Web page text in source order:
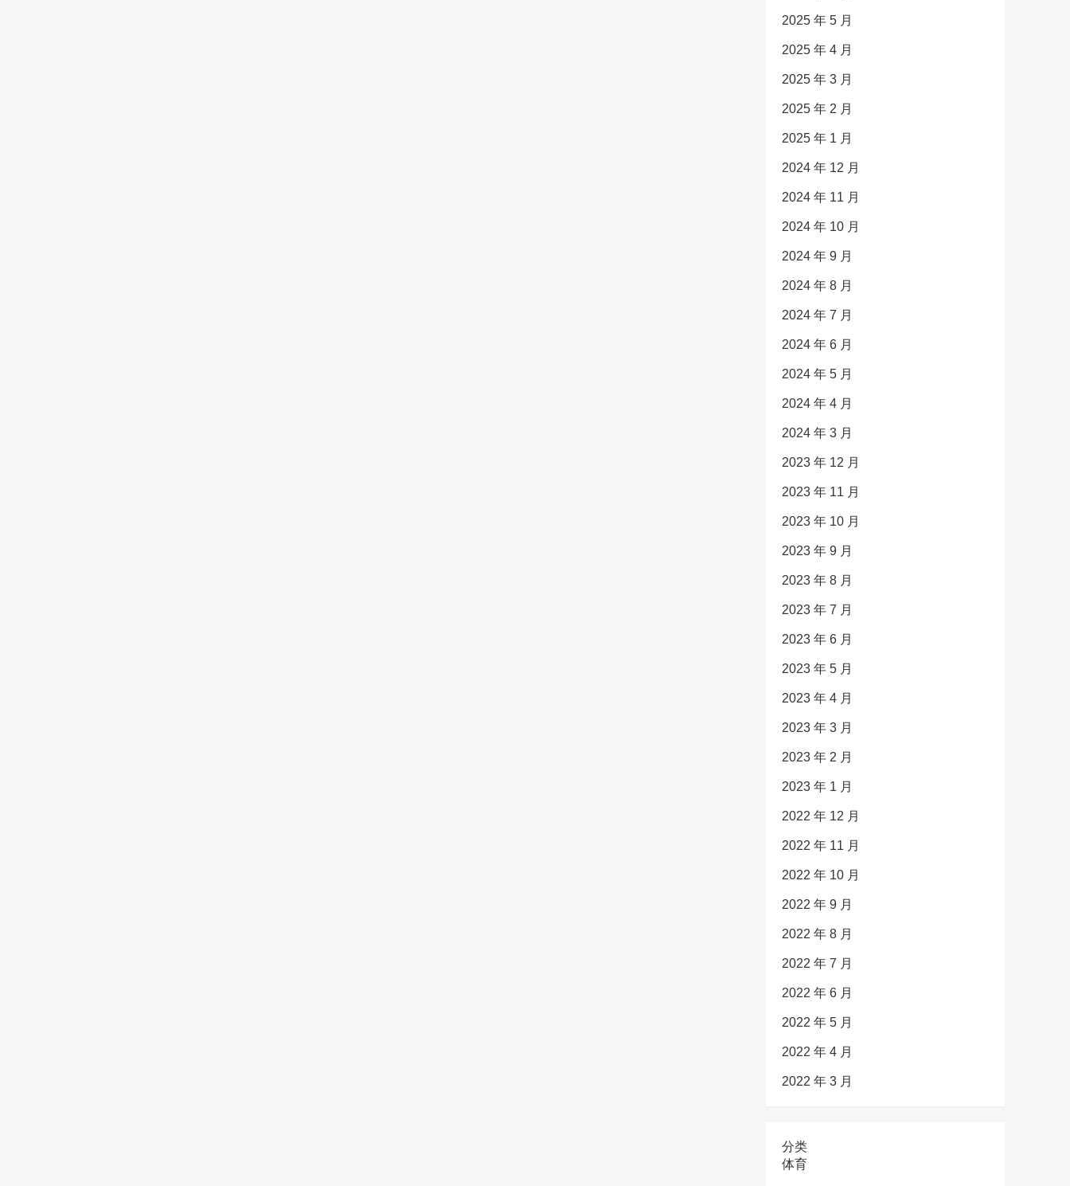
2025 年 5 月
2025 年 4 月
2025 年 3 月
2025 年 2 月
2025 年 1 月
2024 年 12 月
2024 年 11 月
2024 年 10 月
2024 年 9 月
2024 年 8 月
2024 年 7 月
2024 年 6 月
2024 年 5 月
2024 年 4 月
2024 年 3 月
2023 年 12 月
2023 年 11 月
2023 年 10 月
2023 年 9 月
2023 年 8 月
2023 年 7 月
2023 年 6 月
2023 年 5 月
2023 年 4 月
2023 年 3 月
2023 年 2 月
2023 年 1 月
2022 年 12 月
2022 年 11 月
2022 年 10 月
2022 年 9 月
2022 年 8 月
2022 年 7 月
2022 年 6 月
2022 年 5 月
2022 年 4 月
2022 年 3 月
分类
体育